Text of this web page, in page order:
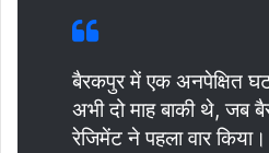
बैरकपुर में एक अनपेक्षित
अभी दो माह बाकी थे, जब
रेजिमेंट ने पहला वार